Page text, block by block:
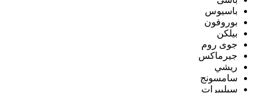
باسيوس
بوروفون
بيلكن
جوى روم
جيرماكس
ريشي
سامسونج
سيلبيرات